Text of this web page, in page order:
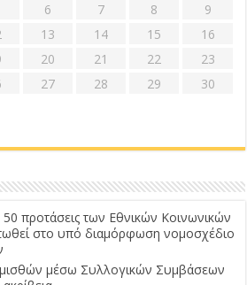
6 7 8
9
13 14 15
16
20 21 22
23
27 28 29
30
προτάσεις των Εθνικών Κοινωνικών
στο υπό διαμόρφωση νομοσχέδιο
μέσω Συλλογικών Συμβάσεων